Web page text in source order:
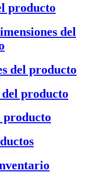
producto
del
del producto
del producto
producto